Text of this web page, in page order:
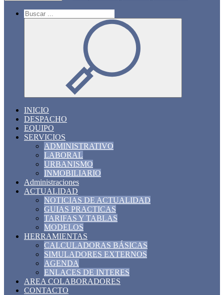
INICIO
DESPACHO
EQUIPO
SERVICIOS
ADMINISTRATIVO
LABORAL
URBANISMO
INMOBILIARIO
Administraciones
ACTUALIDAD
NOTICIAS DE ACTUALIDAD
GUIAS PRACTICAS
TARIFAS Y TABLAS
MODELOS
HERRAMIENTAS
CALCULADORAS BÁSICAS
SIMULADORES EXTERNOS
AGENDA
ENLACES DE INTERES
AREA COLABORADORES
CONTACTO